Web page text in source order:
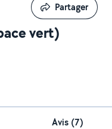
vert)
Partager
Partager
Avis (7)